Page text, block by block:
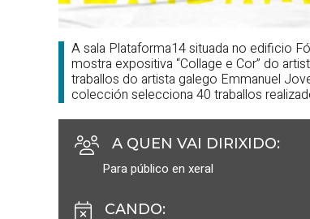
A sala Plataforma14 situada no edificio
mostra expositiva “Collage e Cor” do
traballos do artista galego Emmanuel
colección selecciona 40 traballos
A QUEN VAI DIRIXIDO:
Para público en xeral
CANDO: